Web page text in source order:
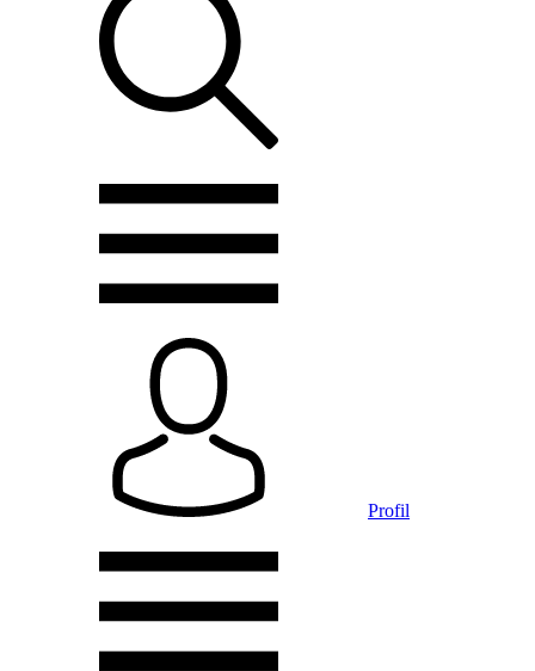
Profil